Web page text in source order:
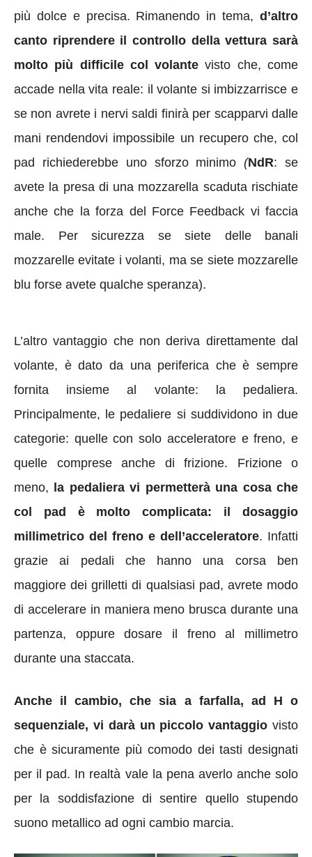
più dolce e precisa. Rimanendo in tema, d’altro
canto riprendere il controllo della vettura sarà
molto più difficile col volante visto che, come
accade nella vita reale: il volante si imbizzarrisce e
se non avrete i nervi saldi finirà per scapparvi dalle
mani rendendovi impossibile un recupero che, col
pad richiederebbe uno sforzo minimo(NdR: se
avete la presa di una mozzarella scaduta rischiate
anche che la forza del Force Feedback vi faccia
male. Per sicurezza se siete delle banali
mozzarelle evitate i volanti, ma se siete mozzarelle
blu forse avete qualche speranza).
L’altro vantaggio che non deriva direttamente dal
volante, è dato da una periferica che è sempre
fornita insieme al volante: la pedaliera.
Principalmente, le pedaliere si suddividono in due
categorie: quelle con solo acceleratore e freno, e
quelle comprese anche di frizione. Frizione o
meno,
la pedaliera vi permetterà una cosa che
col pad è molto complicata: il dosaggio
millimetrico del freno e dell’acceleratore. Infatti
grazie ai pedali che hanno una corsa ben
maggiore dei grilletti di qualsiasi pad, avrete modo
di accelerare in maniera meno brusca durante una
partenza, oppure dosare il freno al millimetro
durante una staccata.
Anche il cambio, che sia a farfalla, ad H o
sequenziale, vi darà un piccolo vantaggio visto
che è sicuramente più comodo dei tasti designati
per il pad. In realtà vale la pena averlo anche solo
per la soddisfazione di sentire quello stupendo
suono metallico ad ogni cambio marcia.